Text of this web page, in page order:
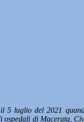
luglio del 2021
di Macerata,